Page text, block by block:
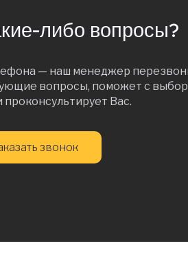
либо вопросы?
— наш менеджер
вопросы, поможет с
проконсультирует Вас.
звонок